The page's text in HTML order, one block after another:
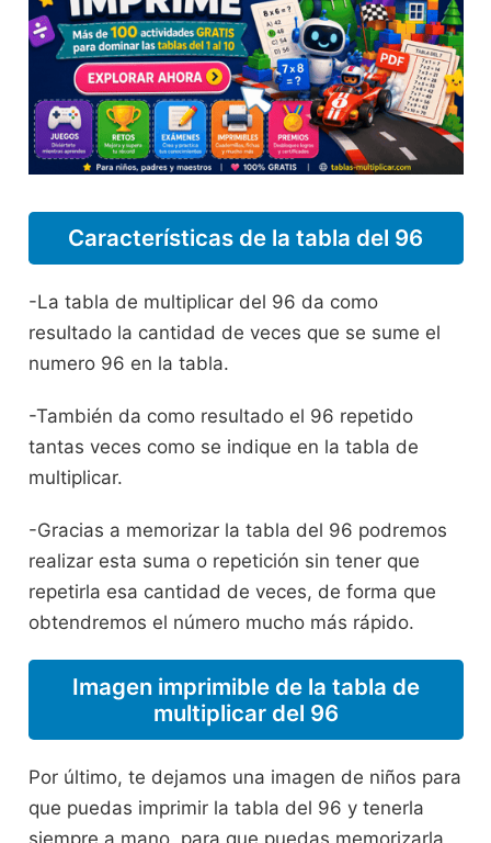
Características de la tabla del 96
-La tabla de multiplicar del 96 da como
resultado la cantidad de veces que se sume el
numero 96 en la tabla.
-También da como resultado el 96 repetido
tantas veces como se indique en la tabla de
multiplicar.
-Gracias a memorizar la tabla del 96 podremos
realizar esta suma o repetición sin tener que
repetirla esa cantidad de veces, de forma que
obtendremos el número mucho más rápido.
Imagen imprimible de la tabla de
multiplicar del 96
Por último, te dejamos una imagen de niños para
que puedas imprimir la tabla del 96 y tenerla
siempre a mano, para que puedas memorizarla,